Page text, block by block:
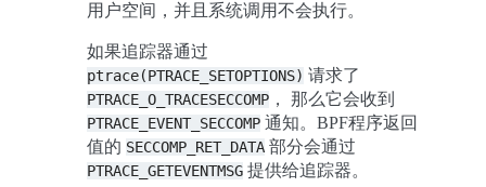
用户空间，并且系统调用不会执行。
如果追踪器通过
ptrace(PTRACE_SETOPTIONS) 请求了
PTRACE_O_TRACESECCOMP ， 那么它会收到
PTRACE_EVENT_SECCOMP 通知。BPF程序返回
值的 SECCOMP_RET_DATA 部分会通过
PTRACE_GETEVENTMSG 提供给追踪器。